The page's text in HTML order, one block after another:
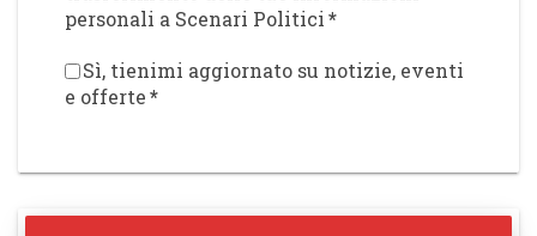
personali a Scenari Politici*
Sì, tienimi aggiornato su notizie, eventi
e offerte*